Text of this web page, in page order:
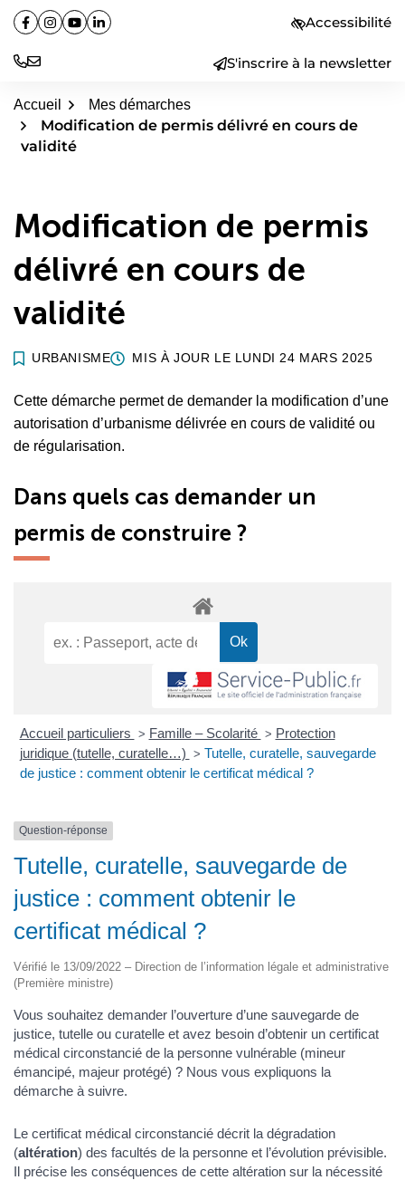
Aller
au
contenu
S'inscrire à la newsletter
Facebook
(ouverture dans un nouvel onglet)
Instagram
(ouverture dans un nouvel onglet)
YouTube
(ouverture dans un nouvel onglet)
Linkedin
(ouverture dans un nouvel onglet) Accessibilité
Accueil Mes démarches
Modification de permis délivré en cours de
validité
Modification de permis
délivré en cours de
validité
URBANISME MIS À JOUR LE LUNDI 24 MARS 2025
Cette démarche permet de demander la modification d’une
autorisation d’urbanisme délivrée en cours de validité ou
de régularisation.
Dans quels cas demander un
permis de construire ?
Accueil particuliers > Famille – Scolarité > Protection
juridique (tutelle, curatelle…) > Tutelle, curatelle, sauvegarde
de justice : comment obtenir le certificat médical ?
Question-réponse
Tutelle, curatelle, sauvegarde de
justice : comment obtenir le
certificat médical ?
Vérifié le 13/09/2022 – Direction de l’information légale et administrative
(Première ministre)
Vous souhaitez demander l’ouverture d’une sauvegarde de
justice, tutelle ou curatelle et avez besoin d’obtenir un certificat
médical circonstancié de la personne vulnérable (mineur
émancipé, majeur protégé) ? Nous vous expliquons la
démarche à suivre.
Le certificat médical circonstancié décrit la dégradation
(altération) des facultés de la personne et l’évolution prévisible.
Il précise les conséquences de cette altération sur la nécessité